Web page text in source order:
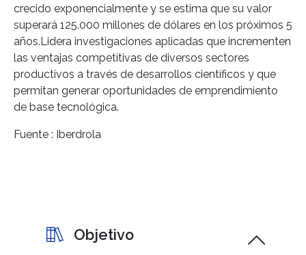
crecido exponencialmente y se estima que su valor
superará 125.000 millones de dólares en los próximos 5
años.Lidera investigaciones aplicadas que incrementen
las ventajas competitivas de diversos sectores
productivos a través de desarrollos científicos y que
permitan generar oportunidades de emprendimiento
de base tecnológica.
Fuente : Iberdrola
Objetivo